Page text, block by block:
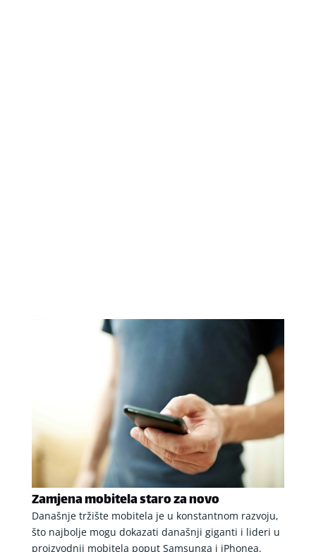
Zamjena mobitela staro za novo
Današnje tržište mobitela je u konstantnom razvoju,
što najbolje mogu dokazati današnji giganti i lideri u
proizvodnji mobitela poput Samsunga i iPhonea.